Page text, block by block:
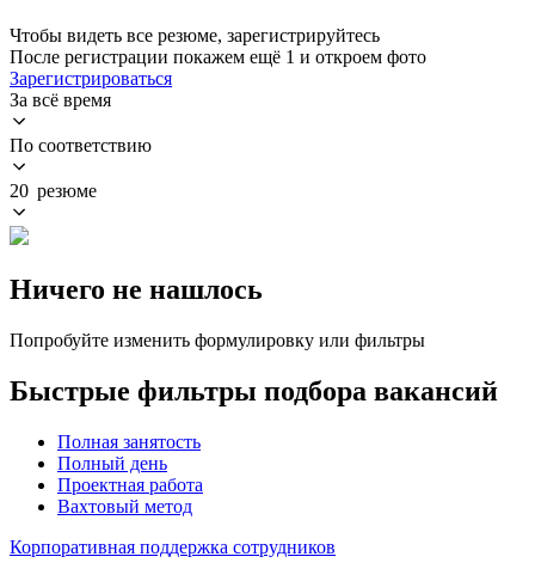
Чтобы видеть все резюме, зарегистрируйтесь
После регистрации покажем ещё 1 и откроем фото
Зарегистрироваться
За всё время
По соответствию
20 резюме
Ничего не нашлось
Попробуйте изменить формулировку или фильтры
Быстрые фильтры подбора вакансий
Полная занятость
Полный день
Проектная работа
Вахтовый метод
Корпоративная поддержка сотрудников